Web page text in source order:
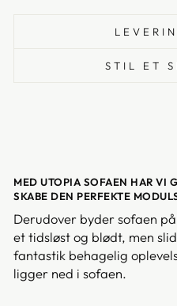
STIL ET
MED UTOPIA SOFAEN HAR VI
SKABE DEN PERFEKTE
Derudover byder sofaen
et tidsløst og blødt, men
fantastik behagelig
ligger ned i sofaen.